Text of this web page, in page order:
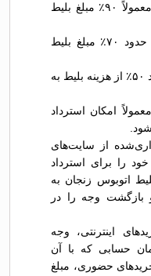
قبل از ۱۲ ساعت مانده به حرکت: معمولاً ۹۰٪ مبلغ بلیط
بین ۶ تا ۱۲ ساعت قبل از حرکت: حدود ۷۰٪ مبلغ بلیط
بین ۳ تا ۶ ساعت قبل از حرکت: حدود ۵۰٪ از هزینه بلیط به
معمولاً امکان استرداد
از سایت‌های
را برای استرداد
اتوبوس زنجان به
و بازگشت وجه را در
اینترنتی، وجه
حسابی که با آن
حضوری، مبلغ